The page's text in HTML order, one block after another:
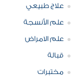
علاج طبيعي
علم الأنسجة
علم الامراض
قبالة
مختبرات